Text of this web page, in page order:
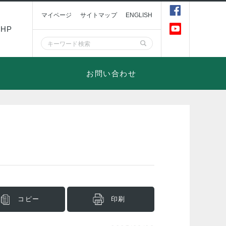
マイページ サイトマップ ENGLISH
お問い合わせ
コピー 印刷